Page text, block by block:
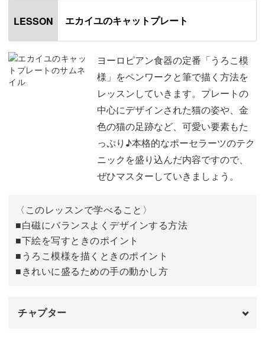
うろこ模様がきれいに描けたら、次はご自身のお好みのデ
ザインで、オリジナル作品作りに挑戦していきましょう！
ハート模様がデザインされた猫のプレートは、大切な人へ
のプレゼントにもぴったりの愛らしさ。
飾ってインテリアアイテムとしても楽しめますし、プレー
トとカップに同じデザインを施してペア使いしても素敵で
プレートにデザインする方法やうろこ模様を描く方法な
ど、ポーセラーツのテクニックをマスターして、素敵な作
品を作ってみてくださいね♪
LESSON エカイユのキャットプレート
ヨーロピアン食器の定番「うろこ模
様」をペンワークと筆で描く方法を
レッスンしていきます。プレートの
中心にデザインされた猫の姿や、金
色の猫の足跡など、可愛い要素もた
っぷり♪本格的なポーセラーツのテク
ニックを盛り込んだ内容ですので、
ぜひマスターしていきましょう。
〈このレッスンで学べること〉
■白磁にバランスよくデザインする方法
■下絵を写すときのポイント
■うろこ模様を描くときのポイント
■きれいに盛るための手の動かし方
チャプター